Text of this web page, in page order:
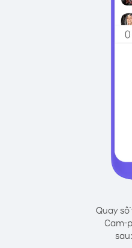
Quay
Cam-
sau: